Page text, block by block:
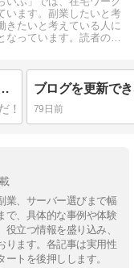
います。副業したいと考
きたいと考えている人に
なっています。読者の方
は？ 実際に使ってみた本音レビュー
79日前
業、サーバー選びまで幅
で、具体的な事例や体験
立つ情報を盛り込み、
ります。各記事は実用性
トを後押しします。